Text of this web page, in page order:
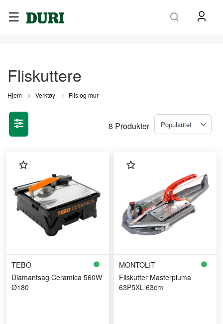
Fliskuttere
Hjem Verktøy Flis og mur
8 Produkter
TEBO
Diamantsag Ceramica 560W
Ø180
MONTOLIT
Fliskutter Masterpiuma
63P5XL 63cm